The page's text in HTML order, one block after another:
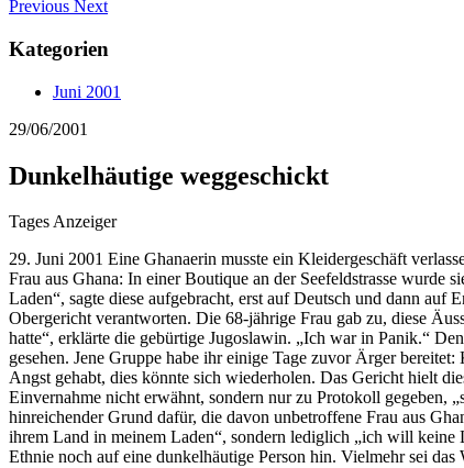
Previous Next
Kategorien
Juni 2001
29/06/2001
Dunkelhäutige weggeschickt
Tages Anzeiger
29. Juni 2001 Eine Ghanaerin musste ein Kleidergeschäft
Frau aus Ghana: In einer Boutique an der Seefeldstrasse
Laden“, sagte diese aufgebracht, erst auf Deutsch und dann
Obergericht verantworten. Die 68-jährige Frau gab zu, diese
hatte“, erklärte die gebürtige Jugoslawin. „Ich war in Panik.“
gesehen. Jene Gruppe habe ihr einige Tage zuvor Ärger
Angst gehabt, dies könnte sich wiederholen. Das Gericht hielt
Einvernahme nicht erwähnt, sondern nur zu Protokoll gegeben,
hinreichender Grund dafür, die davon unbetroffene Frau aus
ihrem Land in meinem Laden“, sondern lediglich „ich will keine
Ethnie noch auf eine dunkelhäutige Person hin. Vielmehr sei